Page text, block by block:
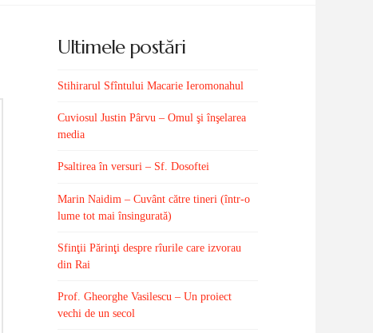
Ultimele postări
Stihirarul Sfîntului Macarie Ieromonahul
Cuviosul Justin Pârvu – Omul şi înşelarea
media
Psaltirea în versuri – Sf. Dosoftei
Marin Naidim – Cuvânt către tineri (într-o
lume tot mai însingurată)
Sfinţii Părinţi despre rîurile care izvorau
din Rai
Prof. Gheorghe Vasilescu – Un proiect
vechi de un secol